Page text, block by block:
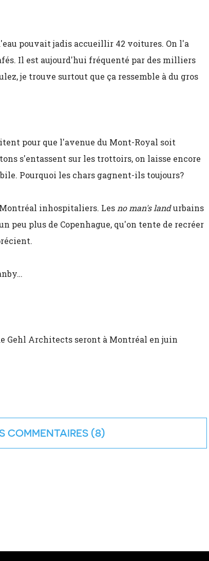
pouvait jadis accueillir 42 voitures. On l'a
Il est aujourd'hui fréquenté par des milliers
je trouve surtout que ça ressemble à du gros
pour que l'avenue du Mont-Royal soit
s'entassent sur les trottoirs, on laisse encore
Pourquoi les chars gagnent-ils toujours?
inhospitaliers. Les no man's landurbains
peu plus de Copenhague, qu'on tente de recréer
Gehl Architects seront à Montréal en juin
COMMENTAIRES